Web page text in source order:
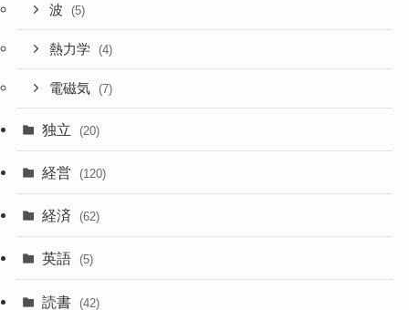
波 (5)
熱力学 (4)
電磁気 (7)
独立 (20)
経営 (120)
経済 (62)
英語 (5)
読書 (42)